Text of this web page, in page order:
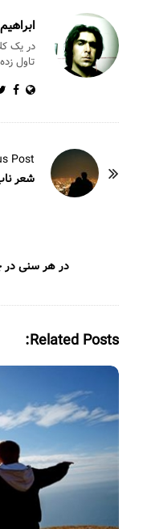
k
در یک
تاول
Post:
شعر
در هر سنی در
Related Posts: